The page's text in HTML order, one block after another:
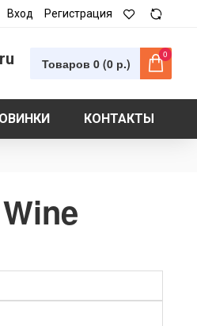
Вход Регистрация
Товаров 0 (0 р.)
0
КОНТАКТЫ